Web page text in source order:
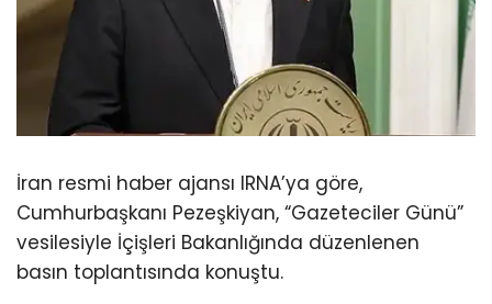
İran resmi haber ajansı IRNA’ya göre,
Cumhurbaşkanı Pezeşkiyan, “Gazeteciler Günü”
vesilesiyle İçişleri Bakanlığında düzenlenen
basın toplantısında konuştu.